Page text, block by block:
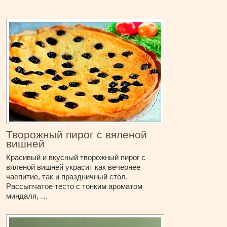
Творожный пирог с вяленой
вишней
Красивый и вкусный творожный пирог с
вяленой вишней украсит как вечернее
чаепитие, так и праздничный стол.
Рассыпчатое тесто с тонким ароматом
миндаля, …